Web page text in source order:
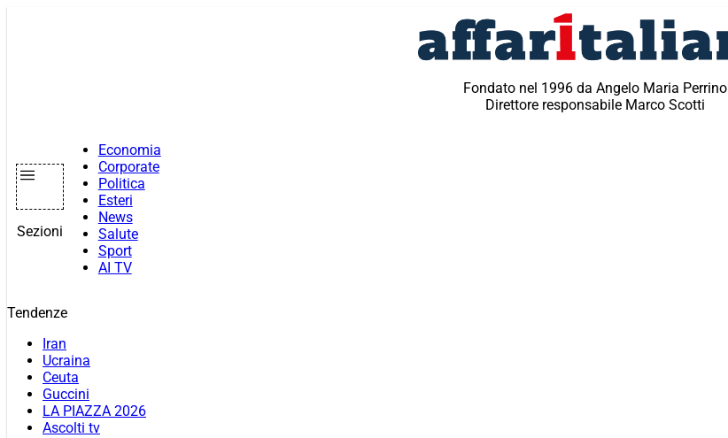
Fondato nel 1996 da Angelo Maria Perrino
Direttore responsabile Marco Scotti
Sezioni
Economia
Corporate
Politica
Esteri
News
Salute
Sport
AI TV
Tendenze
Iran
Ucraina
Ceuta
Guccini
LA PIAZZA 2026
Ascolti tv